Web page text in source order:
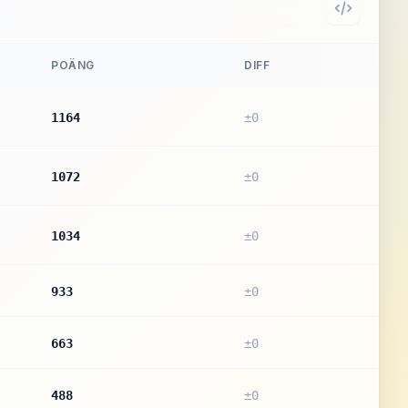
POÄNG DIFF
1164 ±0
1072 ±0
1034 ±0
933 ±0
663 ±0
488 ±0